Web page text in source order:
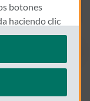
botones
haciendo clic
ajustes de